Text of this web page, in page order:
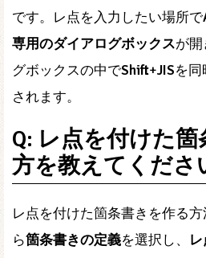
です。レ点を入力したい場所で
専用のダイアログボックスが
グボックスの中でShift+JISを
されます。
Q: レ点を付けた箇
方を教えてくださ
レ点を付けた箇条書きを作る方
ら箇条書きの定義を選択し、